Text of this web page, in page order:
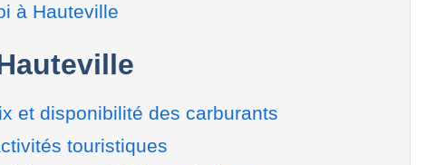
à Hauteville
et disponibilité des carburants
touristiques